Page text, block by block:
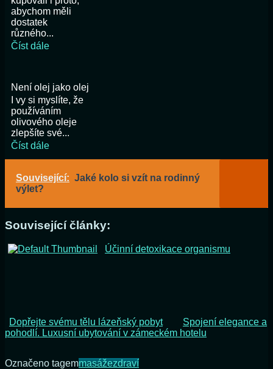
abychom měli
dostatek
různého...
Číst dále
Není olej jako olej
I vy si myslíte, že
používáním
olivového oleje
zlepšíte své...
Číst dále
Související: Jaké kolo si vzít na rodinný
výlet?
Související články:
Účinní detoxikace organismu
Dopřejte svému tělu lázeňský pobyt
Spojení elegance a
pohodlí. Luxusní ubytování v zámeckém hotelu
Označeno tagemmasážezdraví